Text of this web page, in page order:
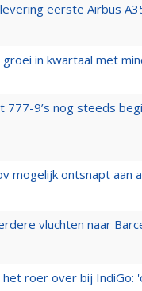
eerste Airbus
groei in kwartaal met
777-9’s nog steeds
mogelijk ontsnapt aan
vluchten naar
het roer over bij IndiGo: